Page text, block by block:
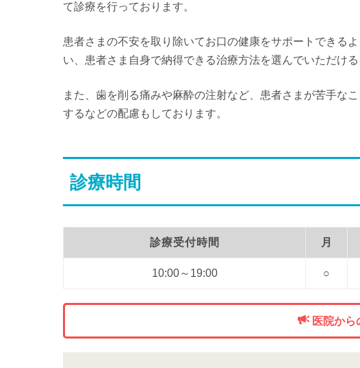
て診療を行っております。
患者さまの不安を取り除いてお口の健康をサポートできる
い、患者さま自身で納得できる治療方法を選んでいただける
また、歯を削る痛みや麻酔の注射など、患者さまが苦手な
するなどの配慮もしております。
診療時間
診療受付時間 月
10:00～19:00 ○
医院から